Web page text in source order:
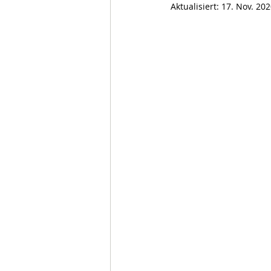
Aktualisiert: 17. Nov.